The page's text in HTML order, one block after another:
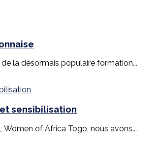
la désormais populaire formation...
sensibilisation
of Africa Togo, nous avons...